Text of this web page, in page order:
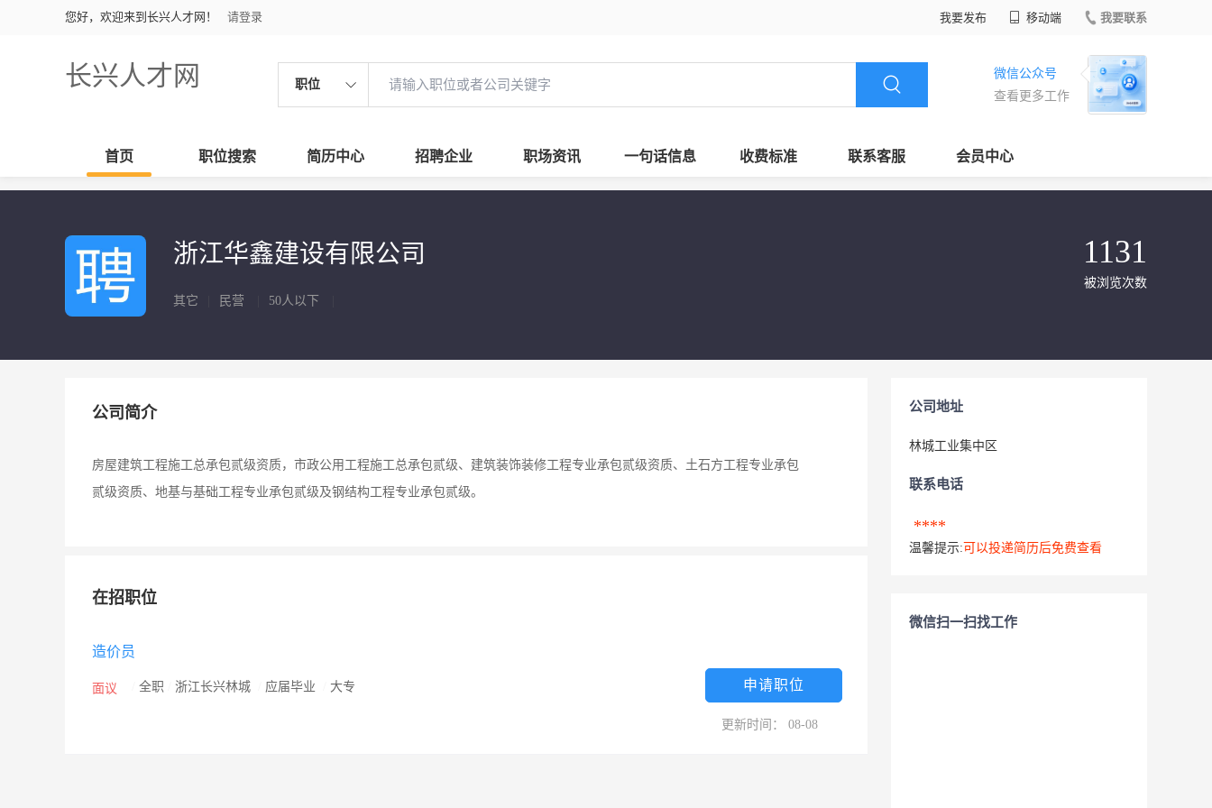
您好，欢迎来到长兴人才网！ 请登录 我要发布 移动端 我要联系
长兴人才网 职位
微信公众号
查看更多工作
首页 职位搜索 简历中心 招聘企业 职场资讯 一句话信息 收费标准 联系客服 会员中心
浙江华鑫建设有限公司
其它 民营 50人以下
1131
被浏览次数
公司简介
房屋建筑工程施工总承包贰级资质，市政公用工程施工总承包贰级、建筑装饰装修工程专业承包贰级资质、土石方工程专业承包
贰级资质、地基与基础工程专业承包贰级及钢结构工程专业承包贰级。
在招职位
造价员
面议 全职 浙江长兴林城 应届毕业 大专 申请职位
更新时间： 08-08
公司地址
林城工业集中区
联系电话
****
温馨提示: 可以投递简历后免费查看
微信扫一扫找工作